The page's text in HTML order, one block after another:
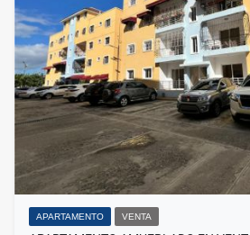
APARTAMENTO VENTA